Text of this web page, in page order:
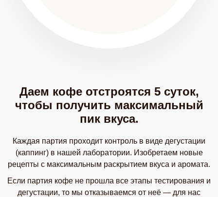
Даем кофе отстроятся 5 суток,
чтобы получить максимальный
пик вкуса.
Каждая партия проходит контроль в виде дегустации
(каппинг) в нашей лаборатории. Изобретаем новые
рецепты с максимальным раскрытием вкуса и аромата.
Если партия кофе не прошла все этапы тестирования и
дегустации, то мы отказываемся от неё — для нас